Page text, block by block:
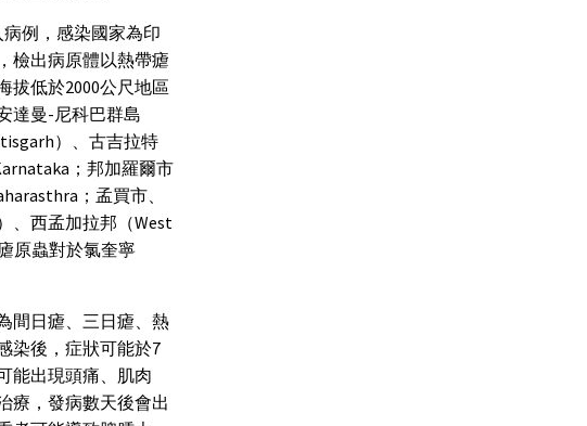
例，感染國家為印
檢出病原體以熱帶瘧
拔低於2000公尺地區
達曼-尼科巴群島
）、古吉拉特
；邦加羅爾市
；孟買市、
、西孟加拉邦（West
原蟲對於氯奎寧
間日瘧、三日瘧、熱
染後，症狀可能於7
能出現頭痛、肌肉
療，發病數天後會出